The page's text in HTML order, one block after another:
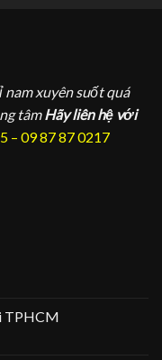
nam xuyên suốt quá
tâm Hãy liên hệ với
– 09 87 87 0217
TPHCM